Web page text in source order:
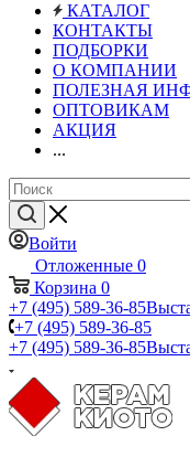
КАТАЛОГ
КОНТАКТЫ
ПОДБОРКИ
О КОМПАНИИ
ПОЛЕЗНАЯ
ОПТОВИКАМ
АКЦИЯ
...
Войти
Отложенные 0
Корзина 0
+7 (495) 589-36-85
+7 (495) 589-36-85
+7 (495) 589-36-85